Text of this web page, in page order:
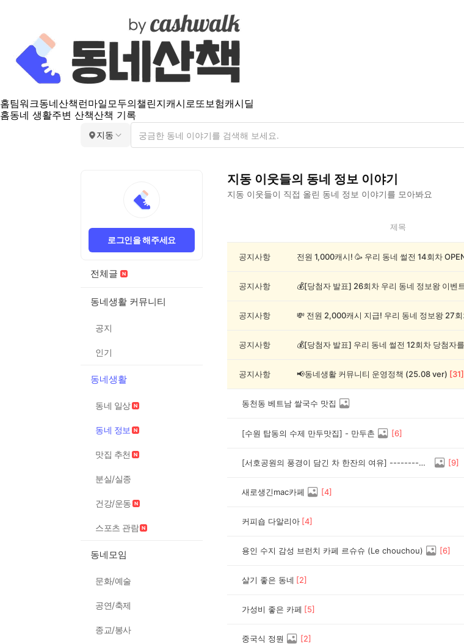
홈팀워크동네산책 런마일모두의챌린지캐시로또보험캐시딜
홈동네 생활주변 산책산책 기록
지동
로그인을 해주세요
전체글
동네생활 커뮤니티
공지
인기
동네생활
동네 일상
동네 정보
맛집 추천
분실/실종
건강/운동
스포츠 관람
동네모임
문화/예술
공연/축제
종교/봉사
지동 이웃들의 동네 정보 이야기
지동 이웃들이 직접 올린 동네 정보 이야기를 모아봐요
동
제목
공지사항
공지사항
공지사항
공지사항
공지사항 📢동네생활 커뮤니티 운영정책 (25.08 ver) [31]
동천동 베트남 쌀국수 맛집
[수원 탑동의 수제 만두맛집] - 만두촌 [6]
[서호공원의 풍경이 담긴 차 한잔의 여유] --------♡♡♡ 카페라르고♡♡♡ [9]
새로생긴mac카페 [4]
커피숍 다알리아 [4]
용인 수지 감성 브런치 카페 르슈슈 (Le chouchou) [6]
살기 좋은 동네 [2]
가성비 좋은 카페 [5]
중국식 정뭔 [2]